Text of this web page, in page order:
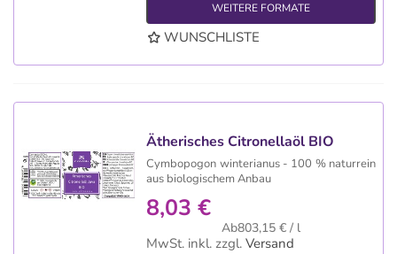
WEITERE FORMATE
WUNSCHLISTE
Ätherisches Citronellaöl BIO
Cymbopogon winterianus - 100 % naturrein
aus biologischem Anbau
8,03 €
Ab803,15 € / l
MwSt. inkl. zzgl. Versand